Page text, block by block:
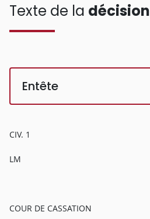
Texte de la décision
Entête
CIV. 1
LM
COUR DE CASSATION